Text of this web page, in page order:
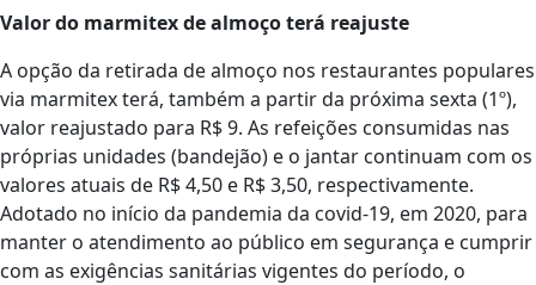
Valor do marmitex de almoço terá reajuste
A opção da retirada de almoço nos restaurantes populares
via marmitex terá, também a partir da próxima sexta (1º),
valor reajustado para R$ 9. As refeições consumidas nas
próprias unidades (bandejão) e o jantar continuam com os
valores atuais de R$ 4,50 e R$ 3,50, respectivamente.
Adotado no início da pandemia da covid-19, em 2020, para
manter o atendimento ao público em segurança e cumprir
com as exigências sanitárias vigentes do período, o